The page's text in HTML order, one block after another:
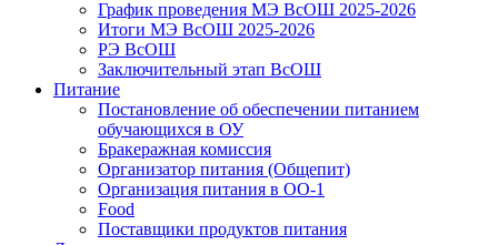
График проведения МЭ ВсОШ 2025-2026
Итоги МЭ ВсОШ 2025-2026
РЭ ВсОШ
Заключительный этап ВсОШ
Питание
Постановление об обеспечении питанием
обучающихся в ОУ
Бракеражная комиссия
Организатор питания (Общепит)
Организация питания в ОО-1
Food
Поставщики продуктов питания